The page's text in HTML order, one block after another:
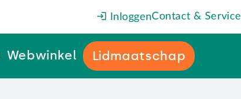
InloggenContact & Service
Webwinkel Lidmaatschap